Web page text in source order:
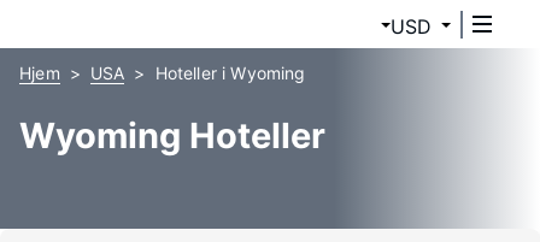
USD
Hjem USA Hoteller i Wyoming
Wyoming Hoteller